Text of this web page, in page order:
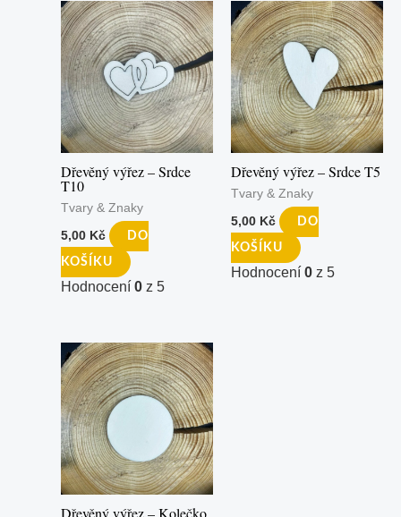
Dřevěný výřez – Srdce
T10
Tvary & Znaky
5,00 Kč DO
KOŠÍKU
Hodnocení 0 z 5
Dřevěný výřez – Srdce T5
Tvary & Znaky
5,00 Kč DO
KOŠÍKU
Hodnocení 0 z 5
Dřevěný výřez – Kolečko